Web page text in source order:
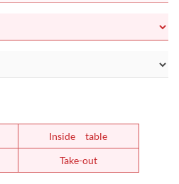
Inside table
Take-out